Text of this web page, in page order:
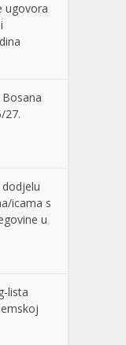
ugovora
27.
icama s
u
lista